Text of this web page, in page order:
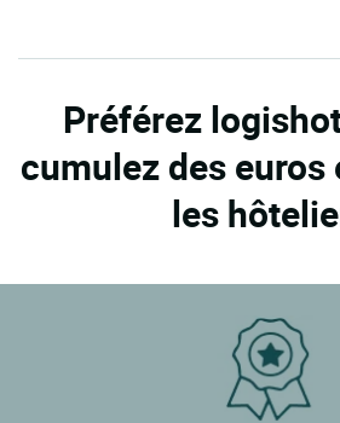
Préférez
cumulez des euros
les